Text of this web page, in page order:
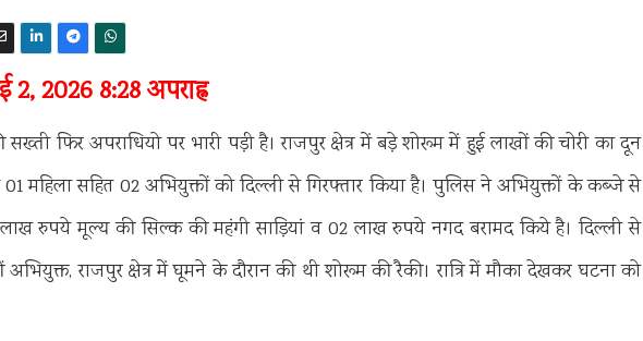
2026 8:28 अपराह्न
फिर अपराधियो पर भारी पड़ी है। राजपुर क्षेत्र में बड़े शोरूम में हुई लाखों की चोरी का दून
महिला सहित 02 अभियुक्तों को दिल्ली से गिरफ्तार किया है।‌ पुलिस ने अभियुक्तों के कब्जे से
रुपये मूल्य की सिल्क की महंगी साड़ियां व 02 लाख रुपये नगद बरामद किये है। दिल्ली से
राजपुर क्षेत्र में घूमने के दौरान की थी शोरूम की रैकी। रात्रि में मौका देखकर घटना को